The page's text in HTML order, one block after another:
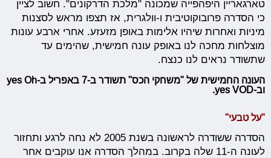
טארגאריין היפהפייה שמכונה "מלכת הדרקונים". חשוב לציין
כי הסדרה פרובוקוטיבית ו-וולגרית, אז תצפו מראש לסצנות
מיניות ואחרות שיהיו אלימות באופן מזעזע. אחרי ארבע עונות
מוצלחות מחכה לנו באופק עונה חמישית, שהימים עד
שתשודר נראים לנו כנצח.
העונה החמישית של "משחקי הכס" תשודר ב-7 באפריל ב-yes Oh
וב-yes VOD.
"על טבעי"
הסדרה ששודרה לראשונה בשנת 2005 לא נחה לרגע ותחזור
לעונה ה-11 שלה בקרוב. במהלך הסדרה אנו עוקבים אחר